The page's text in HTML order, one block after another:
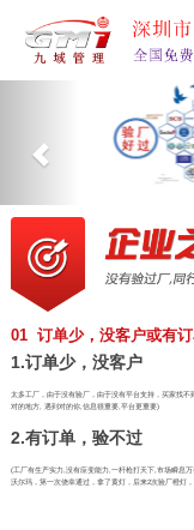
01 订单少，没客户或有
1.订单少，没客户
太多工厂，由于没有验厂，由于没有平台支持，买家找
对的地方, 遇到对的你,信息很重要,平台更重要)
2.有订单，验不过
(工厂有生产实力,没有应变能力,一杆枪打天下,市场瞬息
沃尔玛，第一次侥幸通过，拿了黄灯，后来2次验厂橙灯